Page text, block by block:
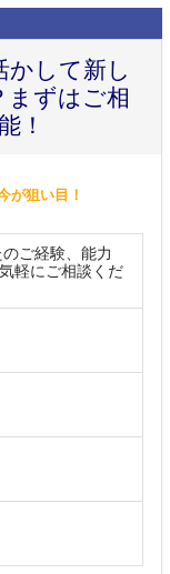
かして新し
まずはご相
！
が狙い目！
ご経験、能力
軽にご相談くだ